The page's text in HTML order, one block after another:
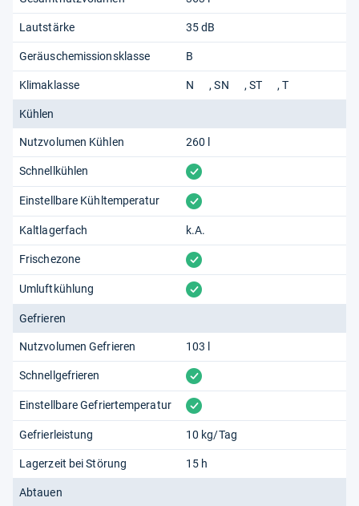
Lautstärke 35 dB
Geräuschemissionsklasse B
Klimaklasse N SN ST T
Kühlen
Nutzvolumen Kühlen 260 l
Schnellkühlen vorhanden
Einstellbare Kühltemperatur vorhanden
Kaltlagerfach k.A.
Frischezone vorhanden
Umluftkühlung vorhanden
Gefrieren
Nutzvolumen Gefrieren 103 l
Schnellgefrieren vorhanden
Einstellbare Gefriertemperatur vorhanden
Gefrierleistung 10 kg/Tag
Lagerzeit bei Störung 15 h
Abtauen